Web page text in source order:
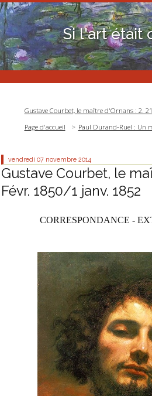
Si l'art était
Gustave Courbet, le maître d'Ornans : 2.
Page d'accueil
Paul Durand-Ruel : Un
vendredi 07 novembre 2014
Gustave Courbet, le
Févr. 1850/1 janv. 1852
CORRESPONDANCE -